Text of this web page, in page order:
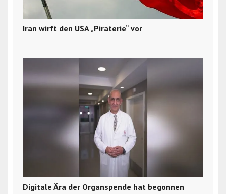
Iran wirft den USA „Piraterie“ vor
Digitale Ära der Organspende hat begonnen